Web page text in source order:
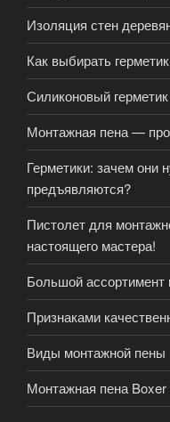
Изоляция стен
Как выбирать герметик
Силиконовый
Монтажная пена —
Герметики: зачем они
предъявляются?
Пистолет для
настоящего мастера!
Большой
Признаками
Виды монтажной пены
Монтажная пена Boxer